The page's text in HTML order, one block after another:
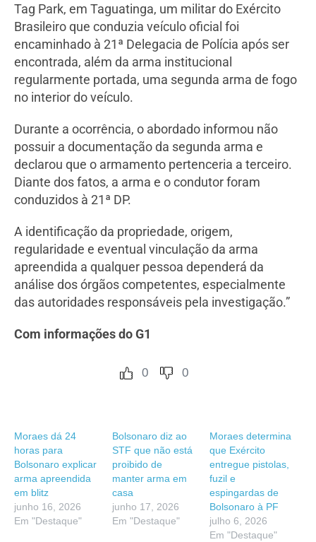
Tag Park, em Taguatinga, um militar do Exército
Brasileiro que conduzia veículo oficial foi
encaminhado à 21ª Delegacia de Polícia após ser
encontrada, além da arma institucional
regularmente portada, uma segunda arma de fogo
no interior do veículo.
Durante a ocorrência, o abordado informou não
possuir a documentação da segunda arma e
declarou que o armamento pertenceria a terceiro.
Diante dos fatos, a arma e o condutor foram
conduzidos à 21ª DP.
A identificação da propriedade, origem,
regularidade e eventual vinculação da arma
apreendida a qualquer pessoa dependerá da
análise dos órgãos competentes, especialmente
das autoridades responsáveis pela investigação.”
Com informações do G1
0 0
Moraes dá 24
horas para
Bolsonaro explicar
arma apreendida
em blitz
junho 16, 2026
Em "Destaque"
Bolsonaro diz ao
STF que não está
proibido de
manter arma em
casa
junho 17, 2026
Em "Destaque"
Moraes determina
que Exército
entregue pistolas,
fuzil e
espingardas de
Bolsonaro à PF
julho 6, 2026
Em "Destaque"